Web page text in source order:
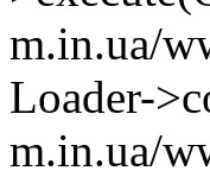
m.in.ua/
Loader-
m.in.ua/